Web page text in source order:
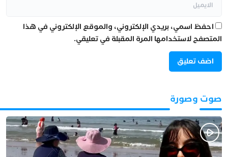
احفظ اسمي، بريدي الإلكتروني، والموقع الإلكتروني في هذا
المتصفح لاستخدامها المرة المقبلة في تعليقي.
صوت وصورة